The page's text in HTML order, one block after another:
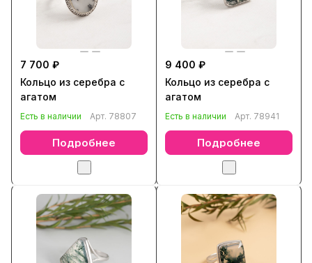
7 700 ₽
Кольцо из серебра с
агатом
Есть в наличии Арт. 78807
Подробнее
9 400 ₽
Кольцо из серебра с
агатом
Есть в наличии Арт. 78941
Подробнее